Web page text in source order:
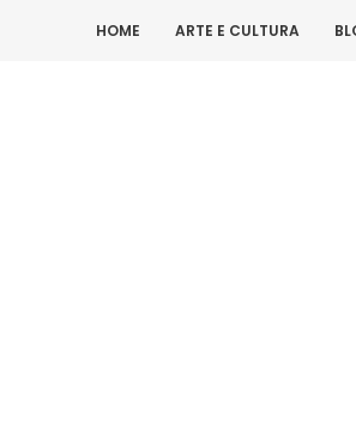
HOME ARTE E CULTURA